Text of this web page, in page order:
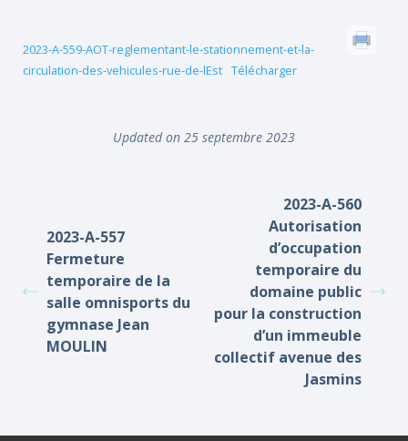
2023-A-559-AOT-reglementant-le-stationnement-et-la-
circulation-des-vehicules-rue-de-lEst Télécharger
Updated on 25 septembre 2023
2023-A-557
Fermeture
temporaire de la
salle omnisports du
gymnase Jean
MOULIN
2023-A-560
Autorisation
d’occupation
temporaire du
domaine public
pour la construction
d’un immeuble
collectif avenue des
Jasmins